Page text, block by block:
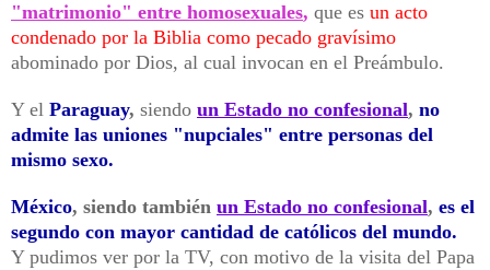
"matrimonio" entre homosexuales, que es un acto
condenado por la Biblia como pecado gravísimo
abominado por Dios, al cual invocan en el Preámbulo.
Y el Paraguay, siendo un Estado no confesional, no
admite las uniones "nupciales" entre personas del
mismo sexo.
México, siendo también un Estado no confesional, es el
segundo con mayor cantidad de católicos del mundo.
Y pudimos ver por la TV, con motivo de la visita del Papa